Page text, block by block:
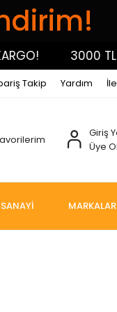
3000 TL
Takip Yardım
Giriş
Üye Ol
MARKALAR